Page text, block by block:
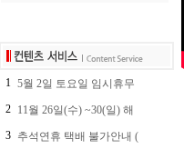
1 5월 2일 토요일 임시휴무
2 11월 26일(수) ~30(일) 해
3 추석연휴 택배 불가안내 (